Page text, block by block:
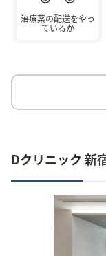
治療薬の配送をやっ
ているか
Dクリニック 新